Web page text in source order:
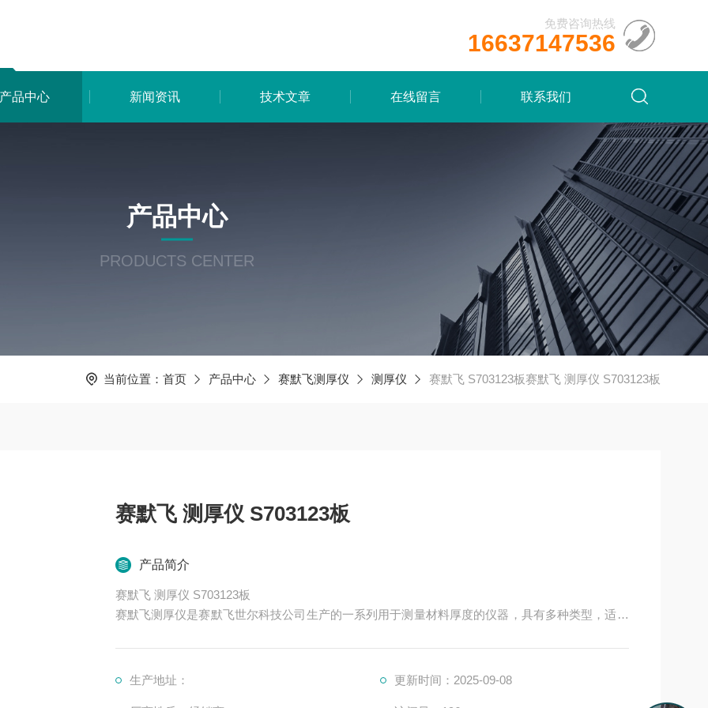
免费咨询热线
16637147536
产品中心 新闻资讯 技术文章 在线留言 联系我们
产品中心
PRODUCTS CENTER
当前位置： 首页 产品中心 赛默飞测厚仪 测厚仪 赛默飞 S703123板赛默飞 测厚仪 S703123板
赛默飞 测厚仪 S703123板
产品简介
赛默飞 测厚仪 S703123板
赛默飞测厚仪是赛默飞世尔科技公司生产的一系列用于测量材料厚度的仪器，具有多种类型，适用
生产地址： 更新时间：2025-09-08